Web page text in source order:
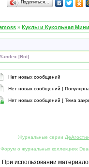
Поделиться…
» Куклы и Кукольная
Yandex [Bot]
Нет новых сообщений
Нет новых сообщений [
Нет новых сообщений [ Тема
Журнальные серии
о журнальных коллекциях
При использовании